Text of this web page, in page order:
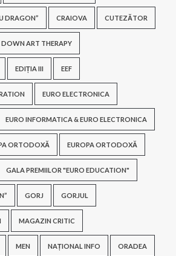
DRAGON” CRAIOVA CUTEZĂTOR
DOWN ART THERAPY
EDIȚIA III EEF
EURO ELECTRONICA
EURO INFORMATICA & EURO ELECTRONICA
ORTODOXĂ EUROPA ORTODOXĂ
GALA PREMIILOR "EURO EDUCATION"
GORJ GORJUL
MAGAZIN CRITIC
MEN NAȚIONAL INFO ORADEA